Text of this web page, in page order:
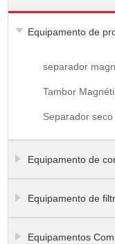
Equipamento de
separador
Tambor
Separador
Equipamento de
Equipamento de
Equipamentos